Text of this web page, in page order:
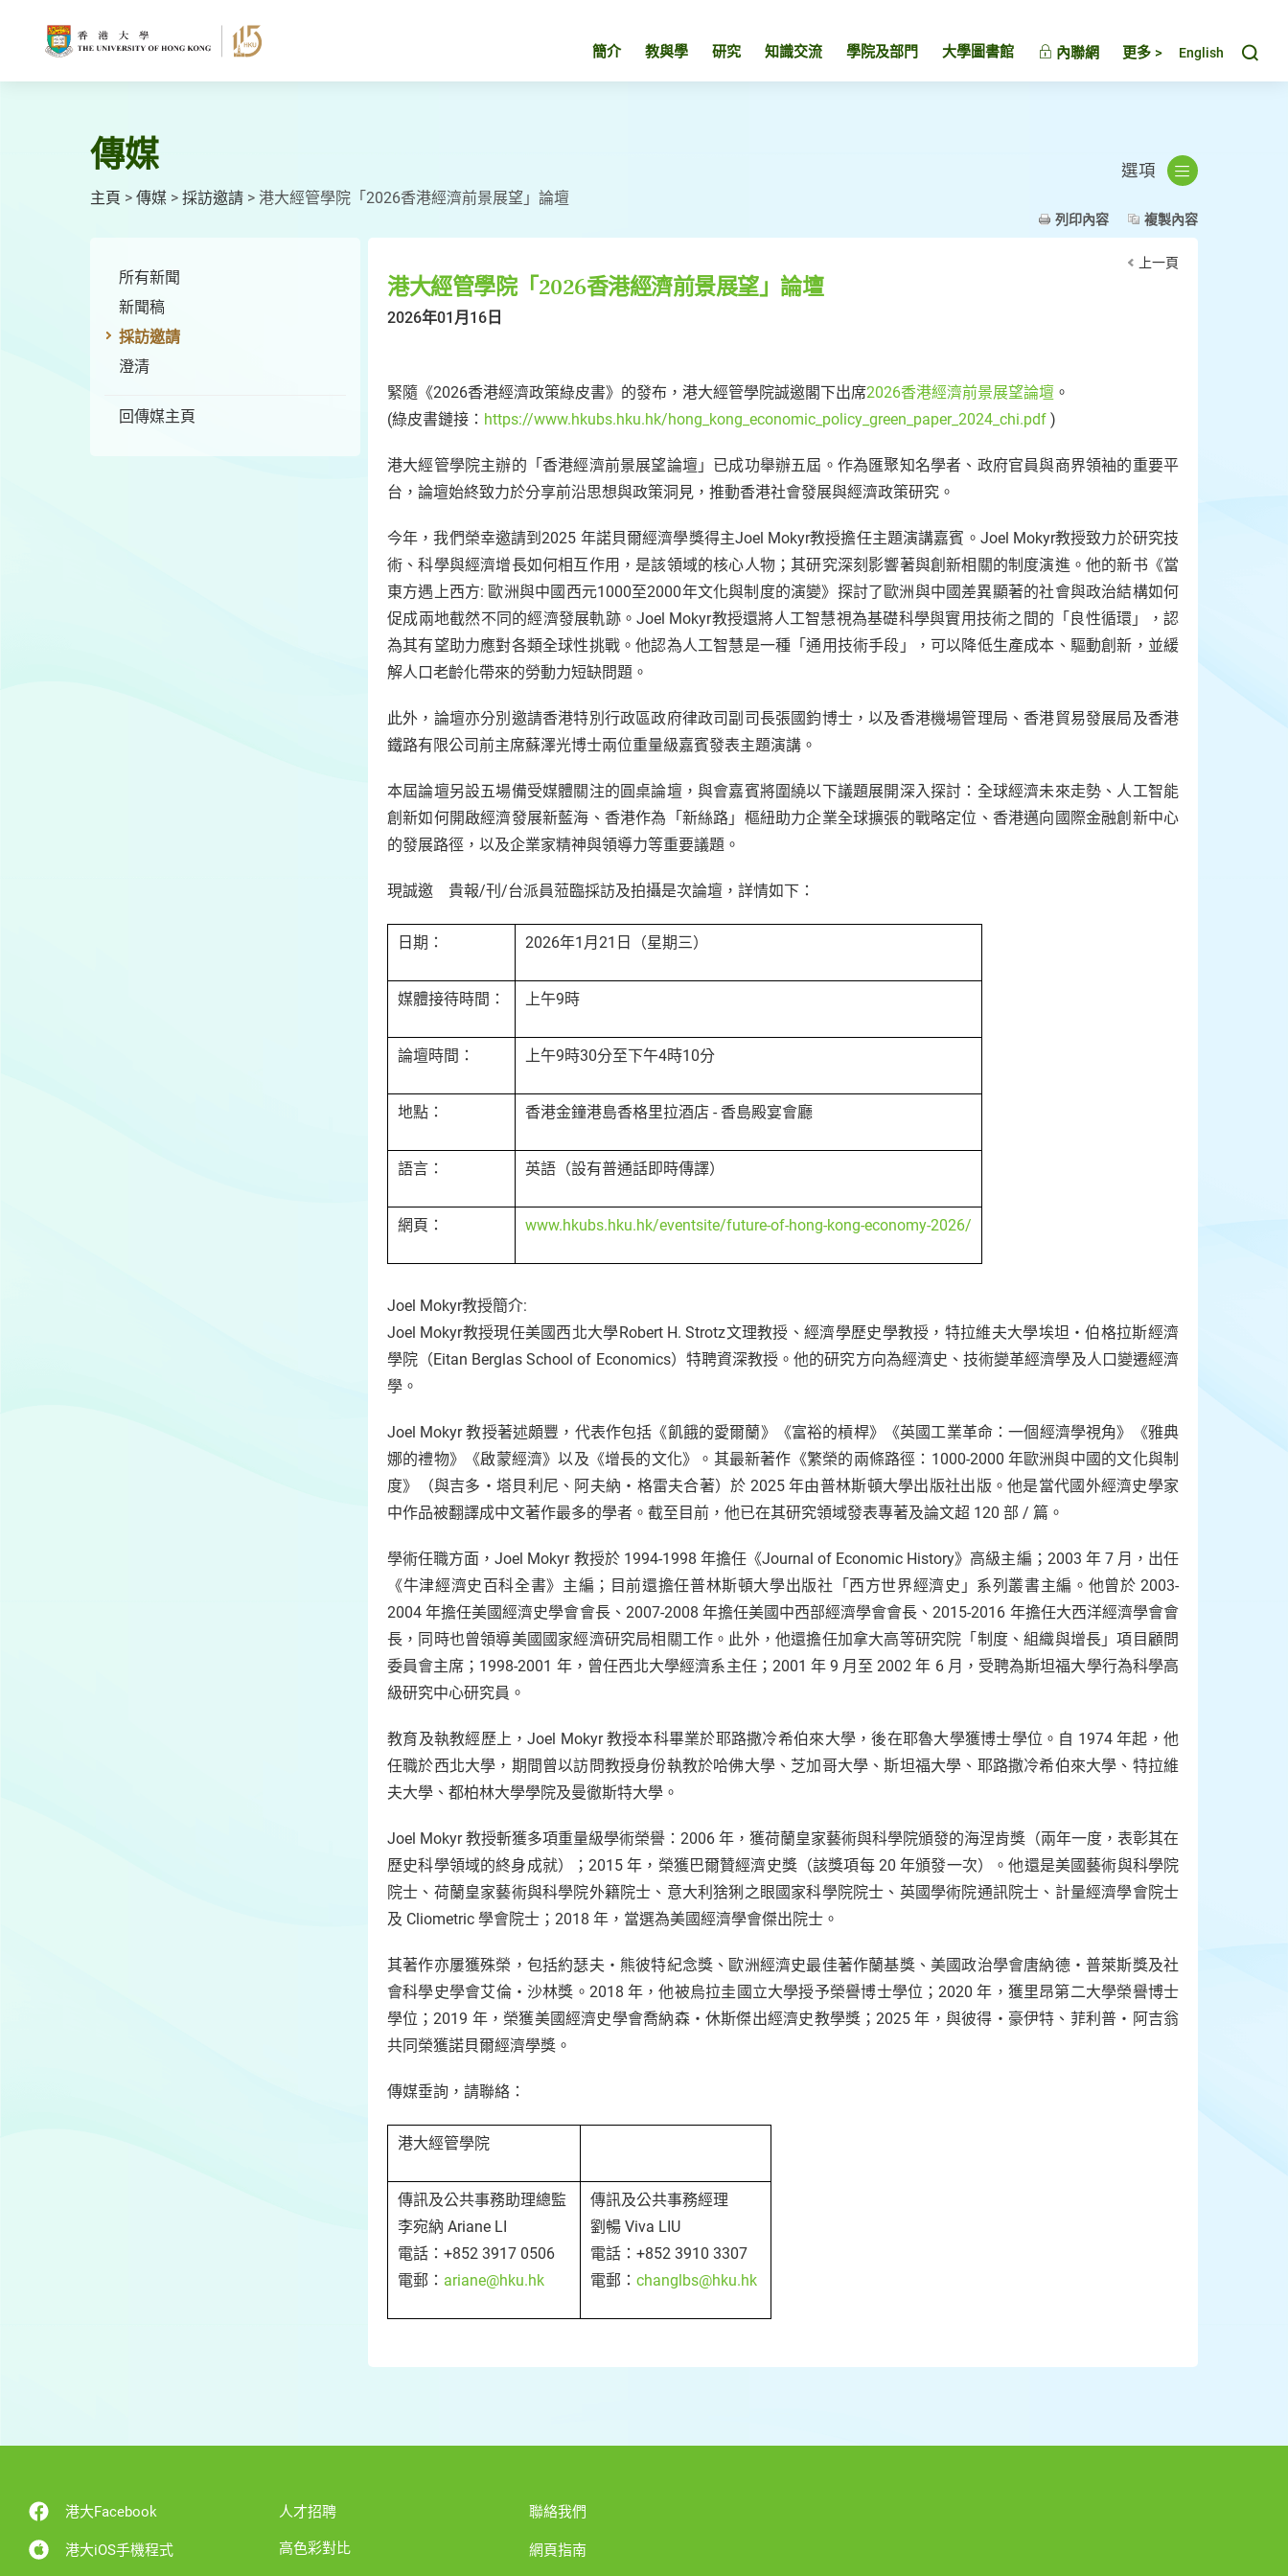
簡介 教與學 研究 知識交流 學院及部門 大學圖書館 內聯網 更多 > English
傳媒
主頁 > 傳媒 > 採訪邀請 > 港大經管學院「2026香港經濟前景展望」論壇
選項
列印內容 複製內容
所有新聞
新聞稿
採訪邀請
澄清
回傳媒主頁
上一頁
港大經管學院「2026香港經濟前景展望」論壇
2026年01月16日
緊隨《2026香港經濟政策綠皮書》的發布，港大經管學院誠邀閣下出席2026香港經濟前景展望論壇 。
(綠皮書鏈接： https://www.hkubs.hku.hk/hong_kong_economic_policy_green_paper_2024_chi.pdf )
港大經管學院主辦的「香港經濟前景展望論壇」已成功舉辦五屆。作為匯聚知名學者、政府官員與商界領袖的重要平
台，論壇始終致力於分享前沿思想與政策洞見，推動香港社會發展與經濟政策研究。
今年，我們榮幸邀請到2025 年諾貝爾經濟學獎得主Joel Mokyr教授擔任主題演講嘉賓。Joel Mokyr教授致力於研究技
術、科學與經濟增長如何相互作用，是該領域的核心人物；其研究深刻影響著與創新相關的制度演進。他的新书《當
東方遇上西方: 歐洲與中國西元1000至2000年文化與制度的演變》探討了歐洲與中國差異顯著的社會與政治結構如何
促成兩地截然不同的經濟發展軌跡。Joel Mokyr教授還將人工智慧視為基礎科學與實用技術之間的「良性循環」，認
為其有望助力應對各類全球性挑戰。他認為人工智慧是一種「通用技術手段」，可以降低生產成本、驅動創新，並緩
解人口老齡化帶來的勞動力短缺問題。
此外，論壇亦分別邀請香港特別行政區政府律政司副司長張國鈞博士，以及香港機場管理局、香港貿易發展局及香港
鐵路有限公司前主席蘇澤光博士兩位重量級嘉賓發表主題演講。
本屆論壇另設五場備受媒體關注的圓桌論壇，與會嘉賓將圍繞以下議題展開深入探討：全球經濟未來走勢、人工智能
創新如何開啟經濟發展新藍海、香港作為「新絲路」樞紐助力企業全球擴張的戰略定位、香港邁向國際金融創新中心
的發展路徑，以及企業家精神與領導力等重要議題。
現誠邀 貴報/刊/台派員蒞臨採訪及拍攝是次論壇，詳情如下：
日期： 2026年1月21日（星期三）
媒體接待時間： 上午9時
論壇時間： 上午9時30分至下午4時10分
地點： 香港金鐘港島香格里拉酒店 - 香島殿宴會廳
語言： 英語（設有普通話即時傳譯）
網頁： www.hkubs.hku.hk/eventsite/future-of-hong-kong-economy-2026/
Joel Mokyr教授簡介:
Joel Mokyr教授現任美國西北大學Robert H. Strotz文理教授、經濟學歷史學教授，特拉維夫大學埃坦・伯格拉斯經濟
學院（Eitan Berglas School of Economics）特聘資深教授。他的研究方向為經濟史、技術變革經濟學及人口變遷經濟
學。
Joel Mokyr 教授著述頗豐，代表作包括《飢餓的愛爾蘭》《富裕的槓桿》《英國工業革命：一個經濟學視角》《雅典
娜的禮物》《啟蒙經濟》以及《增長的文化》。其最新著作《繁榮的兩條路徑：1000-2000 年歐洲與中國的文化與制
度》（與吉多・塔貝利尼、阿夫納・格雷夫合著）於 2025 年由普林斯頓大學出版社出版。他是當代國外經濟史學家
中作品被翻譯成中文著作最多的學者。截至目前，他已在其研究領域發表專著及論文超 120 部 / 篇。
學術任職方面，Joel Mokyr 教授於 1994-1998 年擔任《Journal of Economic History》高級主編；2003 年 7 月，出任
《牛津經濟史百科全書》主編；目前還擔任普林斯頓大學出版社「西方世界經濟史」系列叢書主編。他曾於 2003-
2004 年擔任美國經濟史學會會長、2007-2008 年擔任美國中西部經濟學會會長、2015-2016 年擔任大西洋經濟學會會
長，同時也曾領導美國國家經濟研究局相關工作。此外，他還擔任加拿大高等研究院「制度、組織與增長」項目顧問
委員會主席；1998-2001 年，曾任西北大學經濟系主任；2001 年 9 月至 2002 年 6 月，受聘為斯坦福大學行為科學高
級研究中心研究員。
教育及執教經歷上，Joel Mokyr 教授本科畢業於耶路撒冷希伯來大學，後在耶魯大學獲博士學位。自 1974 年起，他
任職於西北大學，期間曾以訪問教授身份執教於哈佛大學、芝加哥大學、斯坦福大學、耶路撒冷希伯來大學、特拉維
夫大學、都柏林大學學院及曼徹斯特大學。
Joel Mokyr 教授斬獲多項重量級學術榮譽：2006 年，獲荷蘭皇家藝術與科學院頒發的海涅肯獎（兩年一度，表彰其在
歷史科學領域的終身成就）；2015 年，榮獲巴爾贊經濟史獎（該獎項每 20 年頒發一次）。他還是美國藝術與科學院
院士、荷蘭皇家藝術與科學院外籍院士、意大利猞猁之眼國家科學院院士、英國學術院通訊院士、計量經濟學會院士
及 Cliometric 學會院士；2018 年，當選為美國經濟學會傑出院士。
其著作亦屢獲殊榮，包括約瑟夫・熊彼特紀念獎、歐洲經濟史最佳著作蘭基獎、美國政治學會唐納德・普萊斯獎及社
會科學史學會艾倫・沙林獎。2018 年，他被烏拉圭國立大學授予榮譽博士學位；2020 年，獲里昂第二大學榮譽博士
學位；2019 年，榮獲美國經濟史學會喬納森・休斯傑出經濟史教學獎；2025 年，與彼得・豪伊特、菲利普・阿吉翁
共同榮獲諾貝爾經濟學獎。
傳媒垂詢，請聯絡：
港大經管學院
傳訊及公共事務助理總監
李宛納 Ariane LI
電話：+852 3917 0506
電郵： ariane@hku.hk
傳訊及公共事務經理
劉暢 Viva LIU
電話：+852 3910 3307
電郵： changlbs@hku.hk
港大Facebook
港大iOS手機程式
人才招聘
高色彩對比
聯絡我們
網頁指南